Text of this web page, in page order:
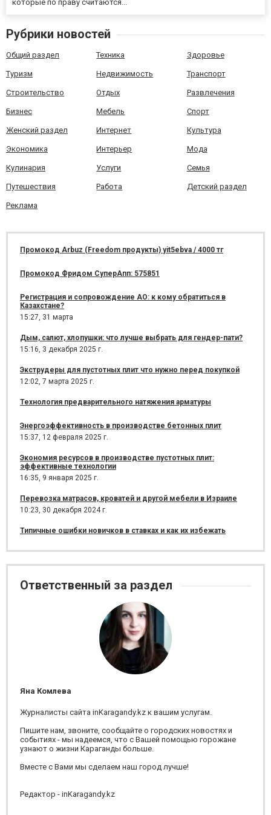
которые по праву считаются...
Рубрики новостей
Общий раздел Техника Здоровье
Туризм Недвижимость Транспорт
Строительство Отдых Развлечения
Бизнес Мебель Спорт
Женский раздел Интернет Культура
Экономика Интерьер Мода
Кулинария Услуги Семья
Путешествия Работа Детский раздел
Реклама
Промокод Arbuz (Freedom продукты) yit5ebva / 4000 тг
Промокод Фридом СуперАпп: 575851
Регистрация и сопровождение АО: к кому обратиться в
Казахстане?
15:27, 31 марта
Дым, салют, хлопушки: что лучше выбрать для гендер-пати?
15:16, 3 декабря 2025 г.
Экструдеры для пустотных плит что нужно перед покупкой
12:02, 7 марта 2025 г.
Технология предварительного натяжения арматуры
Энергоэффективность в производстве бетонных плит
15:37, 12 февраля 2025 г.
Экономия ресурсов в производстве пустотных плит:
эффективные технологии
16:35, 9 января 2025 г.
Перевозка матрасов, кроватей и другой мебели в Израиле
10:23, 30 декабря 2024 г.
Типичные ошибки новичков в ставках и как их избежать
Ответственный за раздел
Яна Комлева
Журналисты сайта inKaragandy.kz к вашим услугам.
Пишите нам, звоните, сообщайте о городских новостях и
событиях - мы надеемся, что с Вашей помощью горожане
узнают о жизни Караганды больше.
Вместе с Вами мы сделаем наш город лучше!
Редактор - inKaragandy.kz